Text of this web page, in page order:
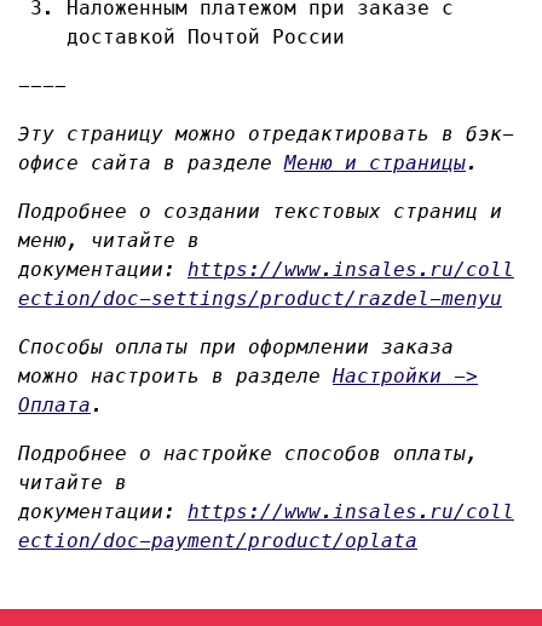
Наложенным платежом при заказе с
доставкой Почтой России
----
Эту страницу можно отредактировать в бэк-
офисе сайта в разделеМеню и страницы.
Подробнее о создании текстовых страниц и
меню, читайте в
документации: https://www.insales.ru/coll
ection/doc-settings/product/razdel-menyu
Способы оплаты при оформлении заказа
можно настроить в разделе Настройки ->
Оплата.
Подробнее о настройке способов оплаты,
читайте в
документации: https://www.insales.ru/coll
ection/doc-payment/product/oplata